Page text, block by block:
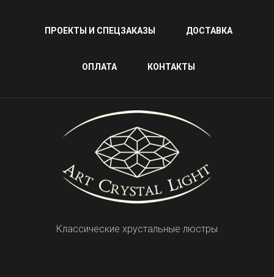
ПРОЕКТЫ И СПЕЦЗАКАЗЫ ДОСТАВКА
ОПЛАТА КОНТАКТЫ
Классические хрустальные люстры